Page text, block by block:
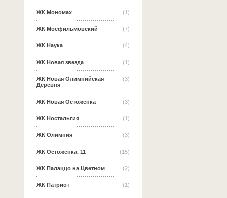
(1)
ЖК Мономах
(7)
ЖК Мосфильмовский
(4)
ЖК Наука
(1)
ЖК Новая звезда
(3)
ЖК Новая Олимпийская
Деревня
(3)
ЖК Новая Остоженка
(1)
ЖК Ностальгия
(3)
ЖК Олимпия
(15)
ЖК Остоженка, 11
(2)
ЖК Палаццо на Цветном
(1)
ЖК Патриот